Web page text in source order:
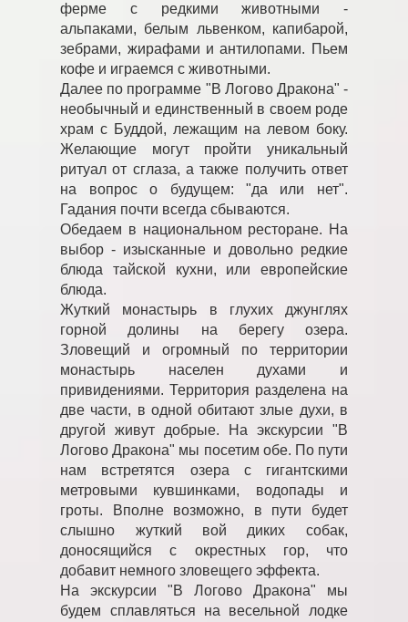
ферме с редкими животными -
альпаками, белым львенком, капибарой,
зебрами, жирафами и антилопами. Пьем
кофе и играемся с животными.
Далее по программе "В Логово Дракона" -
необычный и единственный в своем роде
храм с Буддой, лежащим на левом боку.
Желающие могут пройти уникальный
ритуал от сглаза, а также получить ответ
на вопрос о будущем: "да или нет".
Гадания почти всегда сбываются.
Обедаем в национальном ресторане. На
выбор - изысканные и довольно редкие
блюда тайской кухни, или европейские
блюда.
Жуткий монастырь в глухих джунглях
горной долины на берегу озера.
Зловещий и огромный по территории
монастырь населен духами и
привидениями. Территория разделена на
две части, в одной обитают злые духи, в
другой живут добрые. На экскурсии "В
Логово Дракона" мы посетим обе. По пути
нам встретятся озера с гигантскими
метровыми кувшинками, водопады и
гроты. Вполне возможно, в пути будет
слышно жуткий вой диких собак,
доносящийся с окрестных гор, что
добавит немного зловещего эффекта.
На экскурсии "В Логово Дракона" мы
будем сплавляться на весельной лодке